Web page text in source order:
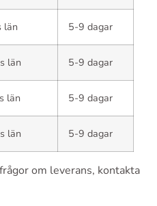
län 5-9 dagar
län 5-9 dagar
län 5-9 dagar
län 5-9 dagar
om leverans, kontakta